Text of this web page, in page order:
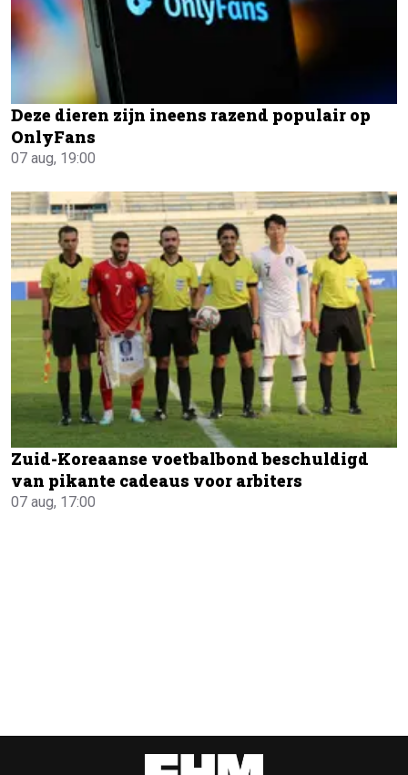
Deze dieren zijn ineens razend populair op
OnlyFans
07 aug, 19:00
Zuid-Koreaanse voetbalbond beschuldigd
van pikante cadeaus voor arbiters
07 aug, 17:00